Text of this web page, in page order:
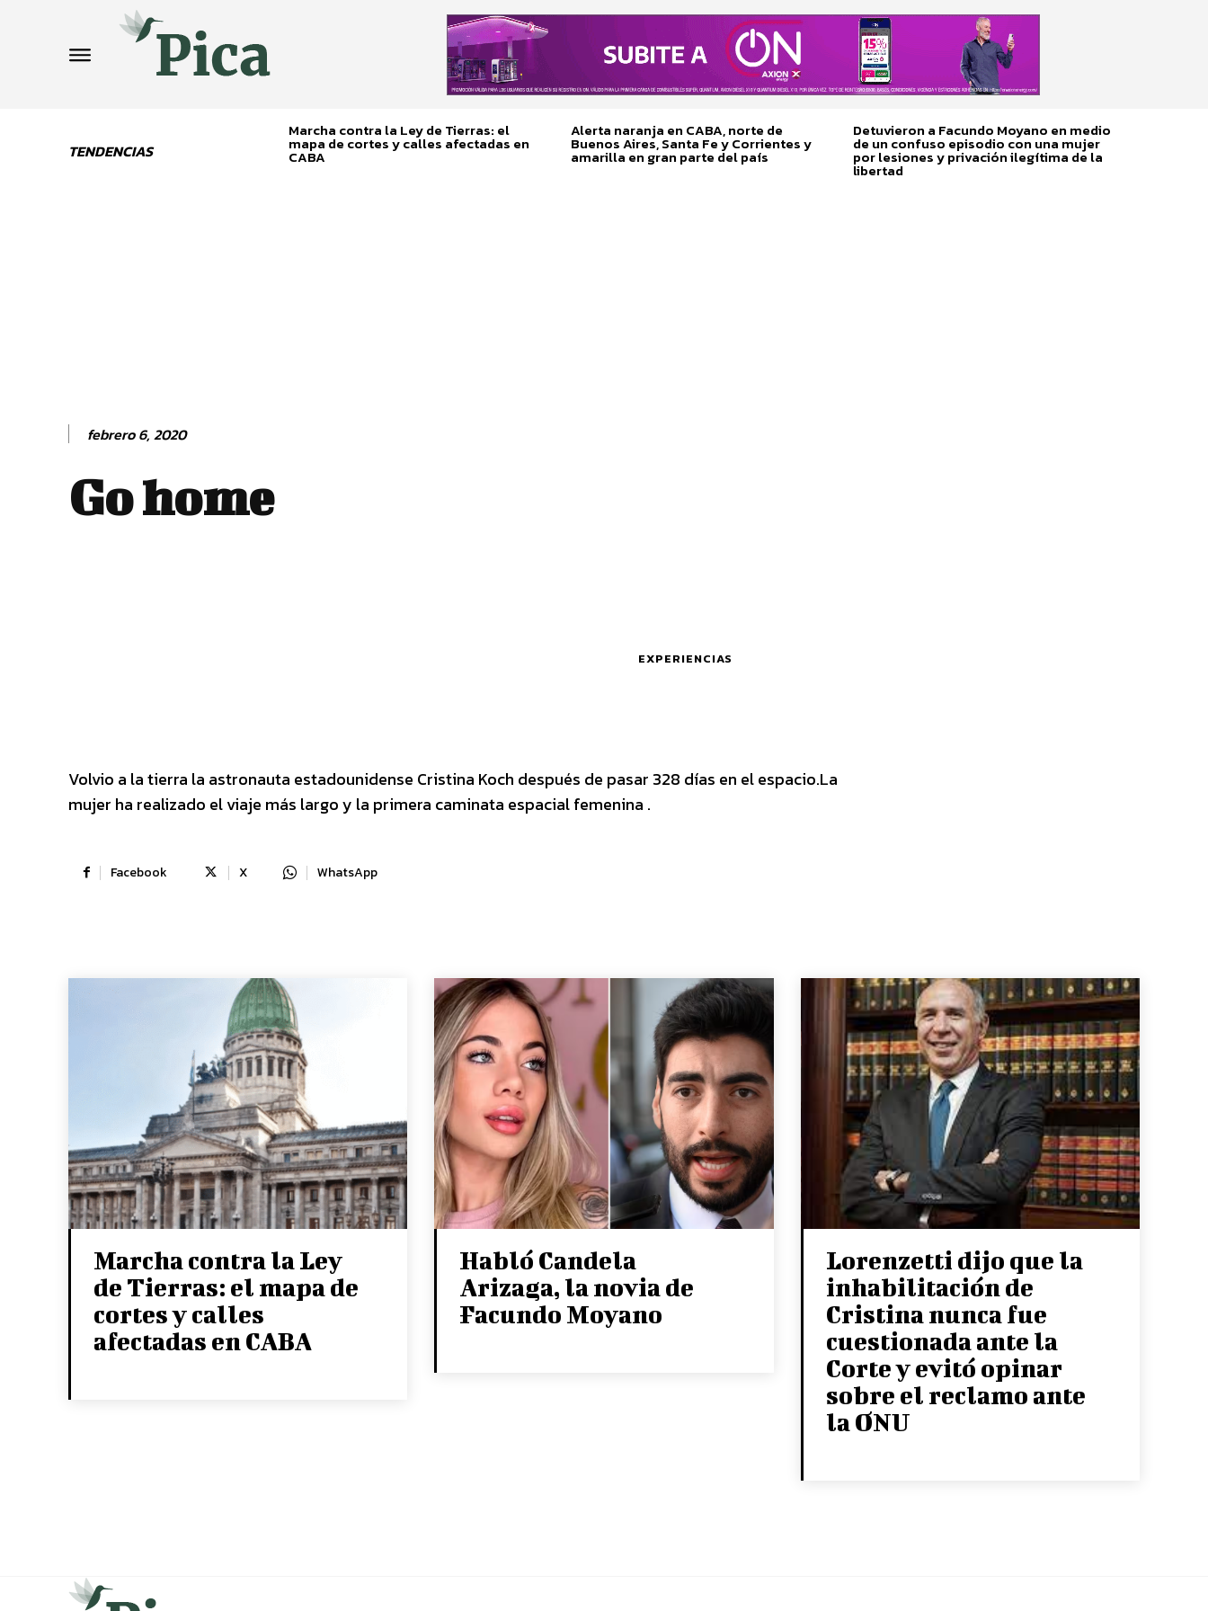
TENDENCIAS
Marcha contra la Ley de Tierras: el
mapa de cortes y calles afectadas en
CABA
Alerta naranja en CABA, norte de
Buenos Aires, Santa Fe y Corrientes y
amarilla en gran parte del país
Detuvieron a Facundo Moyano en medio
de un confuso episodio con una mujer
por lesiones y privación ilegítima de la
libertad
febrero 6, 2020
Go home
EXPERIENCIAS
Volvio a la tierra la astronauta estadounidense Cristina Koch después de pasar 328 días en el espacio.La
mujer ha realizado el viaje más largo y la primera caminata espacial femenina .
Facebook X WhatsApp
Marcha contra la Ley
de Tierras: el mapa de
cortes y calles
afectadas en CABA
Habló Candela
Arizaga, la novia de
Facundo Moyano
Lorenzetti dijo que la
inhabilitación de
Cristina nunca fue
cuestionada ante la
Corte y evitó opinar
sobre el reclamo ante
la ONU